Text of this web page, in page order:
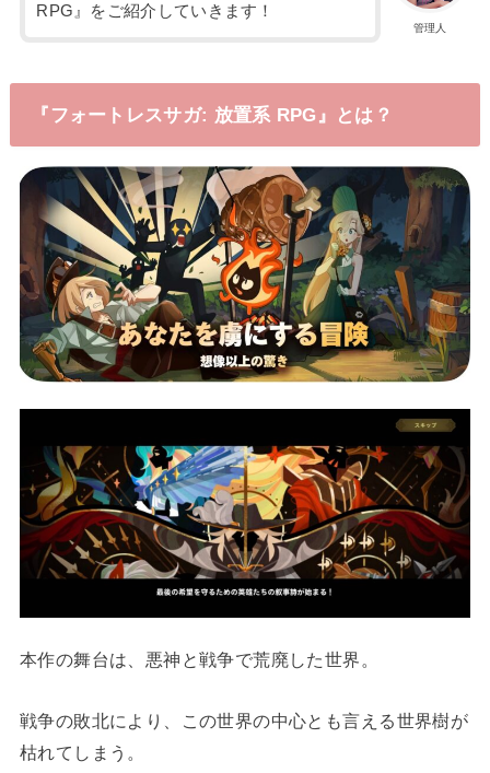
管理人
RPG』をご紹介していきます！
『フォートレスサガ: 放置系 RPG』とは？
本作の舞台は、悪神と戦争で荒廃した世界。
戦争の敗北により、この世界の中心とも言える世界樹が
枯れてしまう。